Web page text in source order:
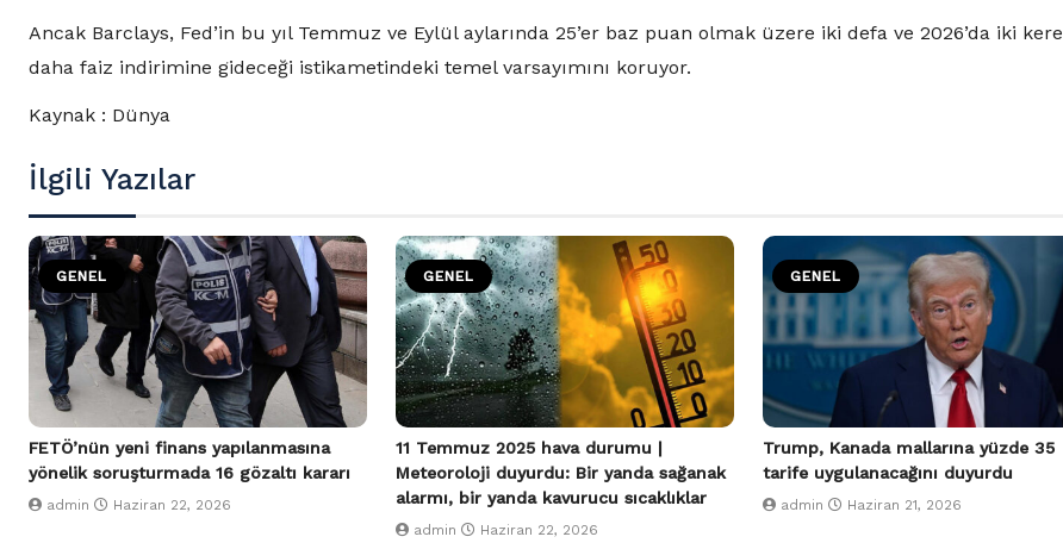
Ancak Barclays, Fed’in bu yıl Temmuz ve Eylül aylarında 25’er baz puan olmak üzere iki defa ve 2026’da iki kere
daha faiz indirimine gideceği istikametindeki temel varsayımını koruyor.
Kaynak : Dünya
İlgili Yazılar
GENEL
FETÖ’nün yeni finans yapılanmasına
yönelik soruşturmada 16 gözaltı kararı
admin Haziran 22, 2026
GENEL
11 Temmuz 2025 hava durumu |
Meteoroloji duyurdu: Bir yanda sağanak
alarmı, bir yanda kavurucu sıcaklıklar
admin Haziran 22, 2026
GENEL
Trump, Kanada mallarına yüzde 35
tarife uygulanacağını duyurdu
admin Haziran 21, 2026